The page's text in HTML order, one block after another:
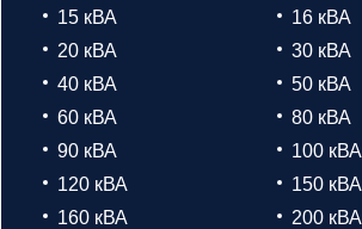
15 кВА
16 кВА
20 кВА
30 кВА
40 кВА
50 кВА
60 кВА
80 кВА
90 кВА
100 кВА
120 кВА
150 кВА
160 кВА
200 кВА